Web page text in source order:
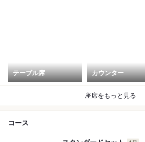
テーブル席 カウンター
座席をもっと見る
コース